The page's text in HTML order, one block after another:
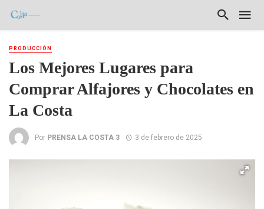
PRODUCCIÓN
Los Mejores Lugares para
Comprar Alfajores y Chocolates en
La Costa
Por PRENSA LA COSTA 3 3 de febrero de 2025